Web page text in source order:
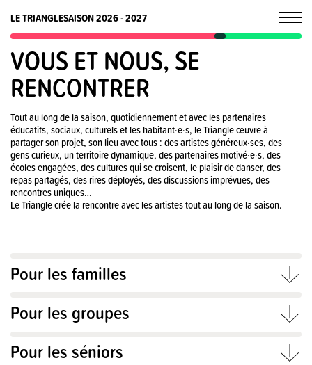
LE TRIANGLESAISON 2026 - 2027
VOUS ET NOUS, SE
RENCONTRER
Tout au long de la saison, quotidiennement et avec les partenaires
éducatifs, sociaux, culturels et les habitant·e·s, le Triangle œuvre à
partager son projet, son lieu avec tous : des artistes généreux·ses, des
gens curieux, un territoire dynamique, des partenaires motivé·e·s, des
écoles engagées, des cultures qui se croisent, le plaisir de danser, des
repas partagés, des rires déployés, des discussions imprévues, des
rencontres uniques…
Le Triangle crée la rencontre avec les artistes tout au long de la saison.
Pour les familles
Pour les groupes
Pour les séniors